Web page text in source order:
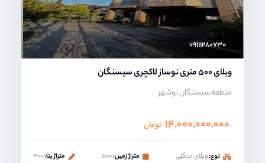
۰۹۱۱۱۲۸۰۷۳۰
ویلای 500 متری نوساز لاکچری سیسنگان
منطقه سیسنگان نوشهر
۱۴,۰۰۰,۰۰۰,۰۰۰ تومان
نوع:ویلای حنگلی متراژ زمین:۵۰۰ متراژ بنا:۳۰۰